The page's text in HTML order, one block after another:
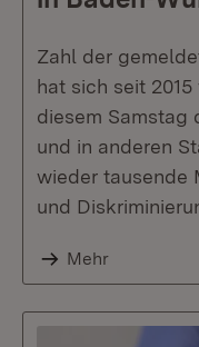
Zahl der
hat sich seit
diesem Samstag
und in anderen
wieder tausende
und
Mehr